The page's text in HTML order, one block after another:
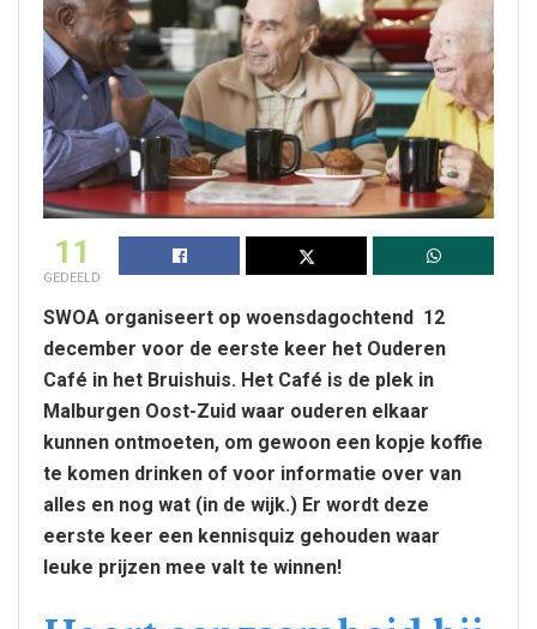
11
GEDEELD
SWOA organiseert op woensdagochtend 12
december voor de eerste keer het Ouderen
Café in het Bruishuis. Het Café is de plek in
Malburgen Oost-Zuid waar ouderen elkaar
kunnen ontmoeten, om gewoon een kopje koffie
te komen drinken of voor informatie over van
alles en nog wat (in de wijk.) Er wordt deze
eerste keer een kennisquiz gehouden waar
leuke prijzen mee valt te winnen!